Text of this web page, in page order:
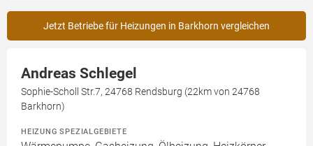
Jetzt Betriebe für Heizungen in Barkhorn vergleichen
Andreas Schlegel
Sophie-Scholl Str.7, 24768 Rendsburg (22km von 24768
Barkhorn)
HEIZUNG SPEZIALGEBIETE